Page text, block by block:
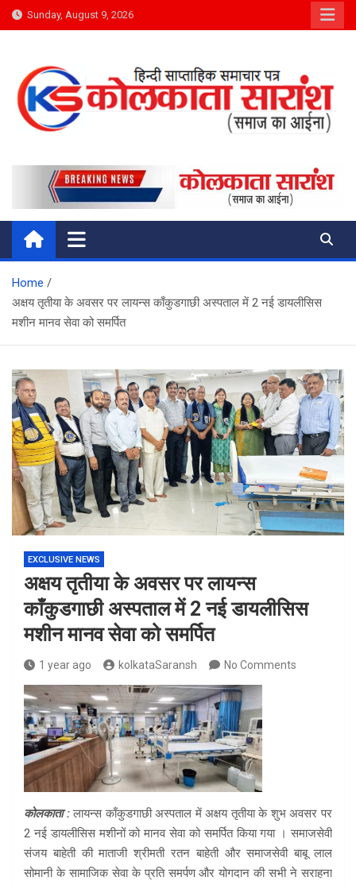
Skip
to
Sunday, August 9, 2026
Kolkata Saransh News
समाज का आईना
Home
अक्षय तृतीया के अवसर पर लायन्स काँकुडगाछी अस्पताल में 2 नई डायलीसिस
मशीन मानव सेवा को समर्पित
EXCLUSIVE NEWS
अक्षय तृतीया के अवसर पर लायन्स
काँकुडगाछी अस्पताल में 2 नई डायलीसिस
मशीन मानव सेवा को समर्पित
1 year ago kolkataSaransh No Comments
कोलकाता : लायन्स काँकुडगाछी अस्पताल में अक्षय तृतीया के शुभ अवसर पर
2 नई डायलीसिस मशीनों को मानव सेवा को समर्पित किया गया । समाजसेवी
संजय बाहेती की माताजी श्रीमती रतन बाहेती और समाजसेवी बाबू लाल
सोमानी के सामाजिक सेवा के प्रति समर्पण और योगदान की सभी ने सराहना